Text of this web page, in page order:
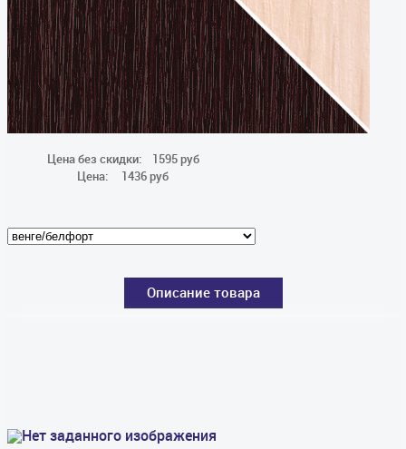
Цена без скидки:
1595 руб
Цена:
1436 руб
Описание товара